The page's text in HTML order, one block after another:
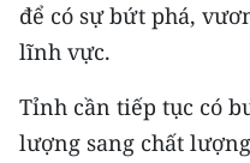
để có sự bứt phá,
lĩnh vực.
Tỉnh cần tiếp tục có
lượng sang chất